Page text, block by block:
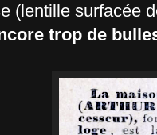
(lentille surfacée
trop de